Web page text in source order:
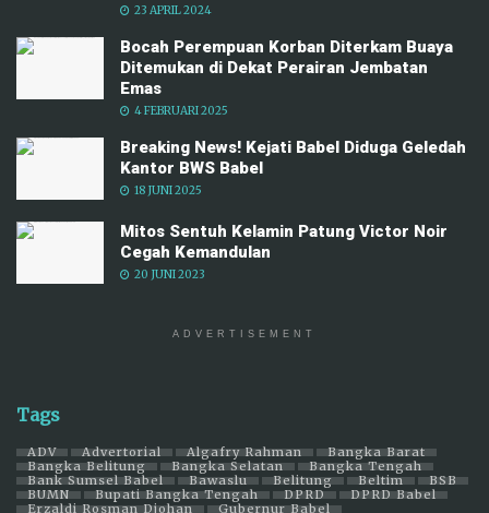
23 APRIL 2024
Bocah Perempuan Korban Diterkam Buaya
Ditemukan di Dekat Perairan Jembatan
Emas
4 FEBRUARI 2025
Breaking News! Kejati Babel Diduga Geledah
Kantor BWS Babel
18 JUNI 2025
Mitos Sentuh Kelamin Patung Victor Noir
Cegah Kemandulan
20 JUNI 2023
ADVERTISEMENT
Tags
ADV Advertorial Algafry Rahman
Bangka Barat
Bangka Belitung
Bangka Selatan
Bangka Tengah
Bank Sumsel Babel
Bawaslu Belitung Beltim
BSB
BUMN
Bupati Bangka Tengah DPRD
DPRD Babel
Erzaldi Rosman Djohan
Gubernur Babel